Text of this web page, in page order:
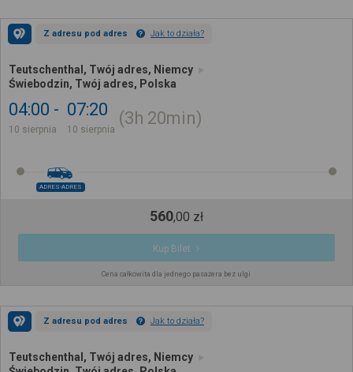
Z adresu pod adres Jak to działa?
Teutschenthal, Twój adres, Niemcy
Świebodzin, Twój adres, Polska
04:00
10 sierpnia
07:20
10 sierpnia
3h 20min
ADRES-ADRES
560,00 zł
Kup Bilet
Cena całkowita dla jednego pasażera bez ulgi
Z adresu pod adres Jak to działa?
Teutschenthal, Twój adres, Niemcy